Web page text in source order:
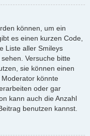
können, um ein
es einen kurzen Code,
Liste aller Smileys
Versuche bitte
sie können einen
könnte
oder gar
kann auch die Anzahl
benutzen kannst.